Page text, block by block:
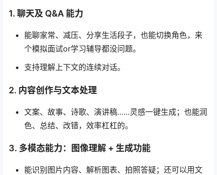
1. 聊天及 Q&A 能力
能聊家常、减压、分享生活段子，也能切换角色，来
个模拟面试or学习辅导都没问题。
支持理解上下文的连续对话。
2. 内容创作与文本处理
文案、故事、诗歌、演讲稿……灵感一键生成；也能润
色、总结、改错，效率杠杠的。
3. 多模态能力：图像理解 + 生成功能
能识别图片内容、解析图表、拍照答疑；还可以用文